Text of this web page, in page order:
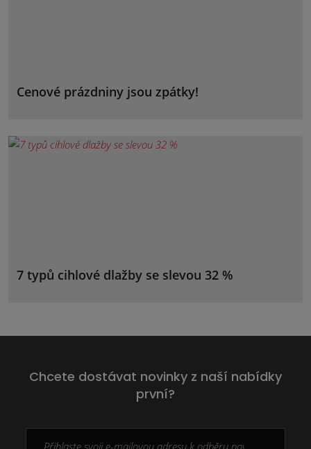
Cenové prázdniny jsou zpátky!
7 typů cihlové dlažby se slevou 32 %
Chcete dostávat novinky z naší nabídky
první?